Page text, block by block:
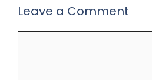
Leave a Comment